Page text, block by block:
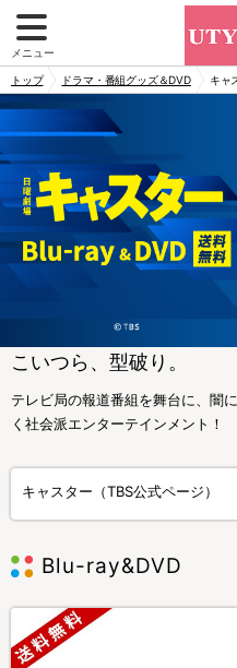
メニュー
トップ ドラマ・番組グッズ＆DVD キャ
こいつら、型破り。
テレビ局の報道番組を舞台に、闇
く社会派エンターテインメント！
キャスター（TBS公式ページ）
Blu-ray&DVD